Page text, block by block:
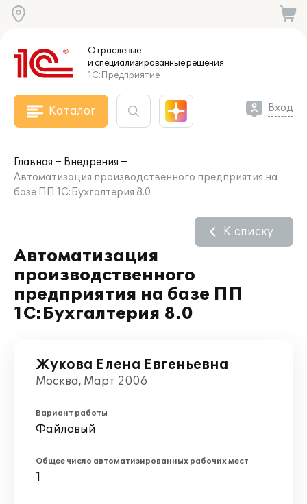
Отраслевые
и специализированныерешения
1С:Предприятие
Каталог Вход
Главная
Внедрения
Автоматизация производственного предприятия на
базе ПП 1С:Бухгалтерия 8.0
Автоматизация
производственного
предприятия на базе ПП
1С:Бухгалтерия 8.0
К списку
Жукова Елена Евгеньевна
Москва, Март 2006
Вариант работы
Файловый
Общее число автоматизированных рабочих мест
1